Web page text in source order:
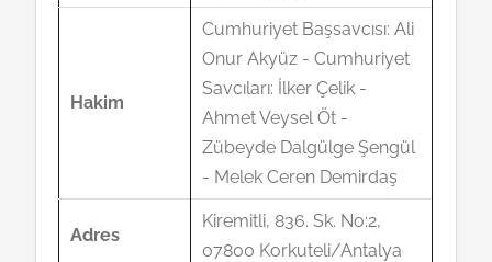
Hakim
Cumhuriyet Başsavcısı: Ali
Onur Akyüz - Cumhuriyet
Savcıları: İlker Çelik -
Ahmet Veysel Öt -
Zübeyde Dalgülge Şengül
- Melek Ceren Demirdaş
Adres
Kiremitli, 836. Sk. No:2,
07800 Korkuteli/Antalya